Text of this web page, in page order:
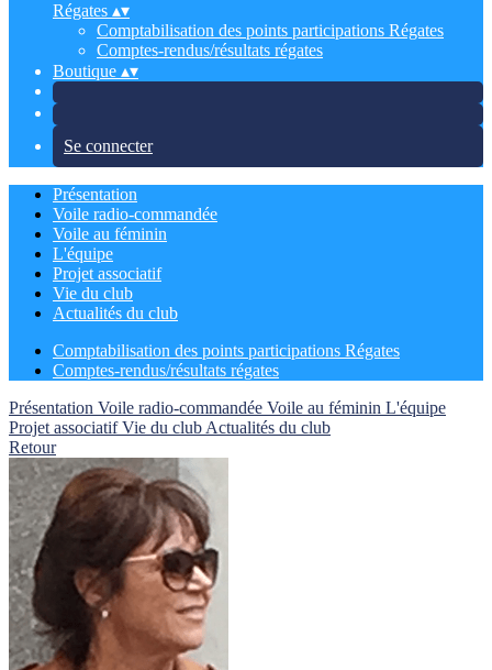
Régates ▴▾
Comptabilisation des points participations Régates
Comptes-rendus/résultats régates
Boutique ▴▾
Se connecter
Présentation
Voile radio-commandée
Voile au féminin
L'équipe
Projet associatif
Vie du club
Actualités du club
Comptabilisation des points participations Régates
Comptes-rendus/résultats régates
Présentation Voile radio-commandée Voile au féminin L'équipe
Projet associatifVie du club Actualités du club
Retour